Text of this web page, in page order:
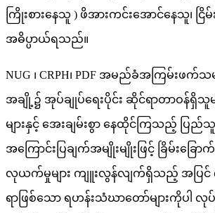
ကြိုးစားနေသူ ) ဖိအားကင်းအောင်နေသူ၊ ငြိ
အဓိပ္ပာယ်ရသည်။
NUG ၊ CRPH၊ PDF အမည်ခံအကြမ်းဖက်
အချို့၌ အုပ်ချုပ်ရေးပိုင်း ဆိုင်ရာတာဝန်ရှိသူမျ
များနှင့် အေးချမ်းစွာ နေထိုင်ကြသည့် ပြည်
အကြောင်းပြချက်အမျိုးမျိုးဖြင့် ခြိမ်းခြေ
လုယက်မှုများ ကျူးလွန်လျက်ရှိသည့် အပ
ရာဖြစ်သော ရဟန်းသံဃာတော်များကိုပါ